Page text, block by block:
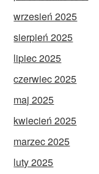
wrzesień 2025
sierpień 2025
lipiec 2025
czerwiec 2025
maj 2025
kwiecień 2025
marzec 2025
luty 2025